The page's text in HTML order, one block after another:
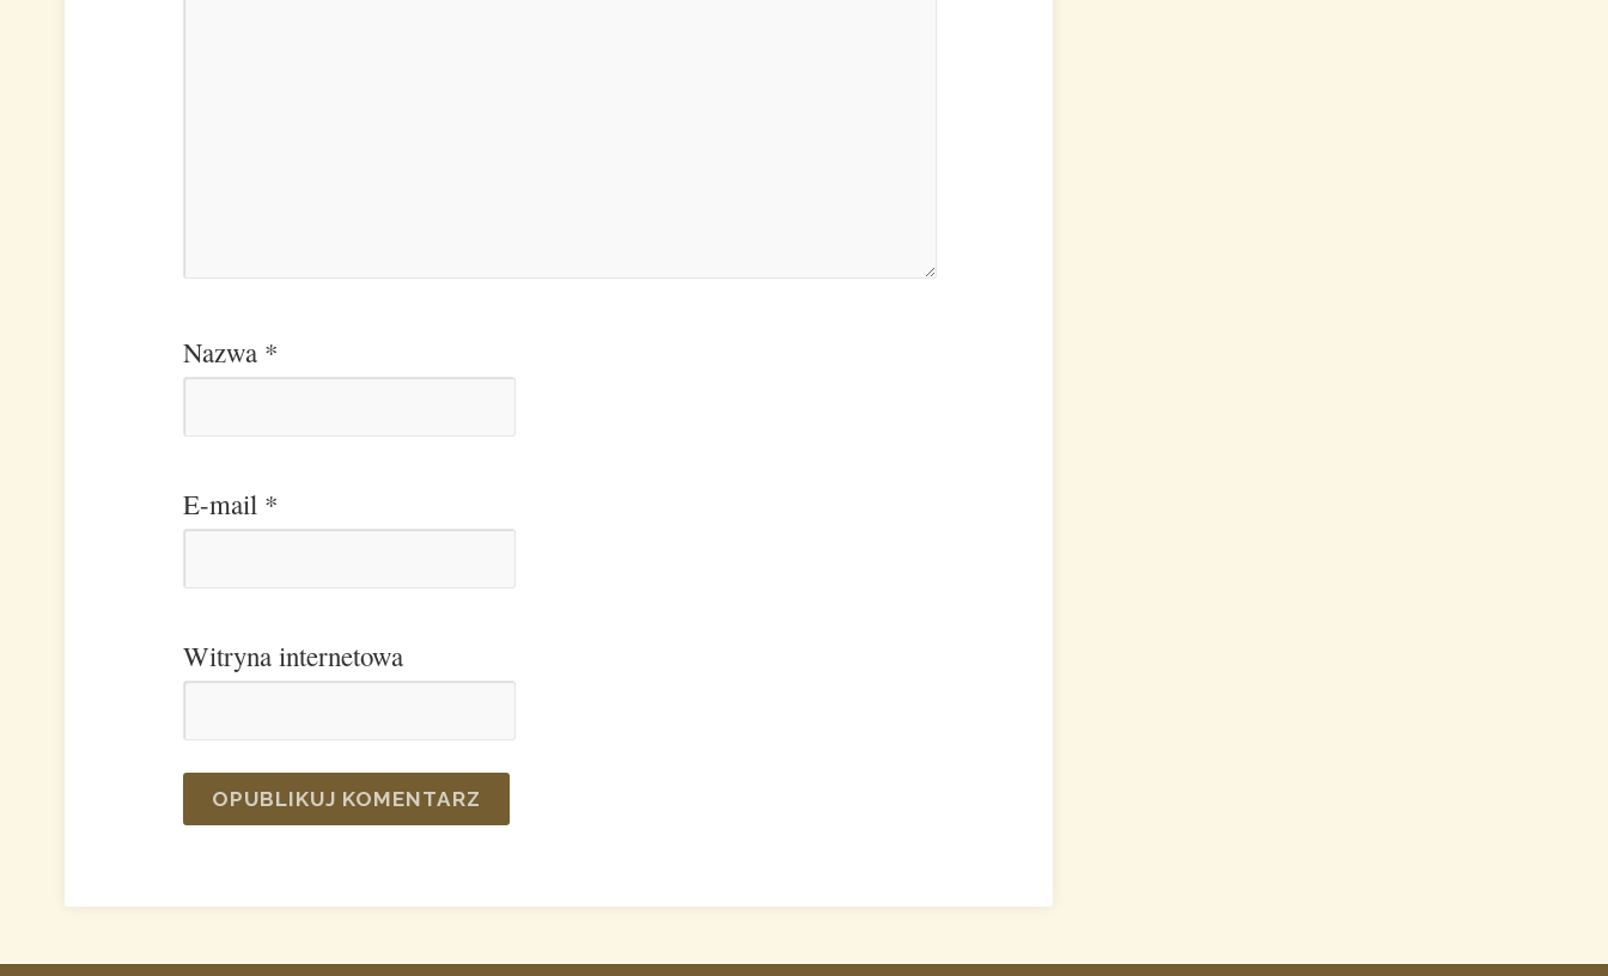
Nazwa *
E-mail *
Witryna internetowa